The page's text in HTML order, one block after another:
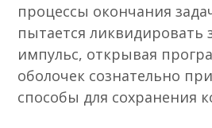
процессы окончания
пытается ликвидировать
импульс, открывая
оболочек сознательно
способы для сохранения